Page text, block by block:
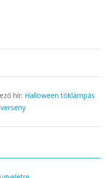
hír: Halloween töklámpás